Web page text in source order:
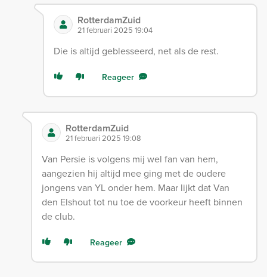
RotterdamZuid
21 februari 2025 19:04
Die is altijd geblesseerd, net als de rest.
Reageer
RotterdamZuid
21 februari 2025 19:08
Van Persie is volgens mij wel fan van hem,
aangezien hij altijd mee ging met de oudere
jongens van YL onder hem. Maar lijkt dat Van
den Elshout tot nu toe de voorkeur heeft binnen
de club.
Reageer